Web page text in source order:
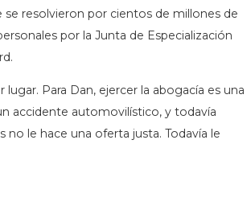
resolvieron por cientos de millones de
por la Junta de Especialización
Para Dan, ejercer la abogacía es una
accidente automovilístico, y todavía
le hace una oferta justa. Todavía le